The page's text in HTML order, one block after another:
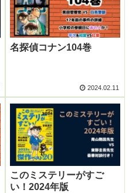
名探偵コナン104巻
2024.02.11
このミステリーがすご
い！2024年版